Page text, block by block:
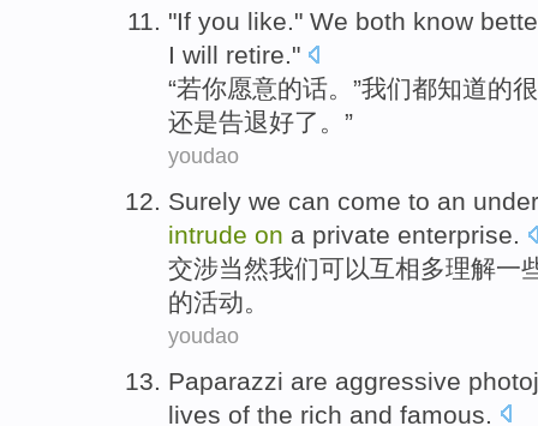
"If you like." We both know
I will retire."
“若你愿意的话。”我们都知道的
还是告退好了。”
youdao
Surely we can come to an
intrude on a private enterprise.
交涉当然我们可以互相多理解一
的活动。
youdao
Paparazzi are aggressive
lives of the rich and famous